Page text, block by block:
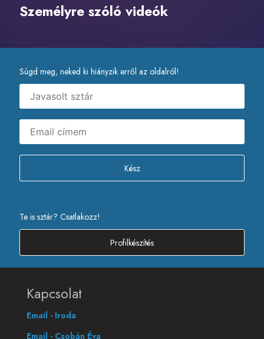
Személyre szóló videók
Súgd meg, neked ki hiányzik erről az oldalról!
Kész
Te is sztár? Csatlakozz!
Profilkészítés
Kapcsolat
Email - Iroda
Email - Csobán Éva